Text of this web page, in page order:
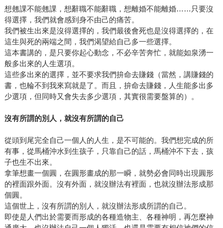
想翹課不能翹課，想辭職不能辭職，想離婚不能離婚……只要沒
得選擇，我們就會感到身不由己的痛苦。
我們被生出來是沒得選擇的，我們最後會死也是沒得選擇的，在
這生與死的兩端之間，我們渴望給自己多一些選擇。
這本書講的，是只要你起心動念，不必辛苦奔忙，就能如泉湧一
般多出來的人生選項。
這些多出來的選擇，並不要求我們拚命去賺錢（當然，講賺錢的
書，也輪不到我來寫就是了。而且，拚命去賺錢，人生能多出多
少選項，但同時又會失去多少選項，其實很需要盤算的）。
沒有所謂的別人，就沒有所謂的自己
從頭到尾完全自己一個人的人生，是不可能的。我們想完成的所
有事，從馬桶沖水到生孩子，只靠自己的話，馬桶沖不下去，孩
子也生不出來。
拿筆想畫一個圓，在圓形畫成的那一瞬，就勢必會同時出現圓形
的裡面跟外面。沒有外面，就沒辦法有裡面，也就沒辦法形成那
個圓。
這個世上，沒有所謂的別人，就沒辦法形成所謂的自己。
即使是人們出於需要而形成的各種造物主、各種神明，再怎麼神